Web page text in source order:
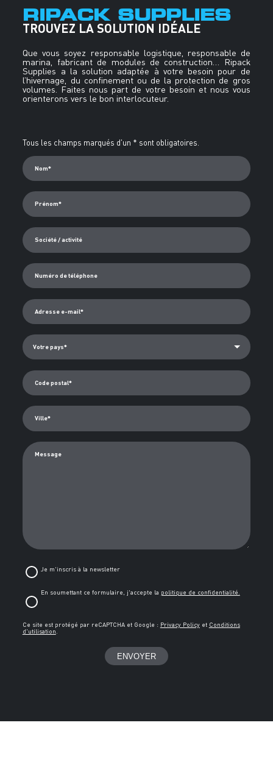
TROUVEZ LA SOLUTION IDÉALE
RIPACK SUPPLIES
Que vous soyez responsable logistique, responsable de
marina, fabricant de modules de construction… Ripack
Supplies a la solution adaptée à votre besoin pour de
l’hivernage, du confinement ou de la protection de gros
volumes. Faites nous part de votre besoin et nous vous
orienterons vers le bon interlocuteur.
Tous les champs marqués d'un * sont obligatoires.
Nom*
Prénom*
Société / activité
Numéro de téléphone
Adresse e-mail*
Code postal*
Ville*
Message
Je m'inscris à la newsletter
En soumettant ce formulaire, j'accepte la politique de confidentialité.
Ce site est protégé par reCAPTCHA et Google : Privacy Policyet Conditions
d'utilisation.
Alternative: